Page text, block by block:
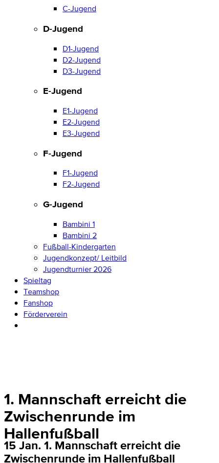
C-Jugend
D-Jugend
D1-Jugend
D2-Jugend
D3-Jugend
E-Jugend
E1-Jugend
E2-Jugend
E3-Jugend
F-Jugend
F1-Jugend
F2-Jugend
G-Jugend
Bambini 1
Bambini 2
Fußball-Kindergarten
Jugendkonzept/ Leitbild
Jugendturnier 2026
Spieltag
Teamshop
Fanshop
Förderverein
1. Mannschaft erreicht die
Zwischenrunde im
Hallenfußball
15 Jan. 1. Mannschaft erreicht die
Zwischenrunde im Hallenfußball